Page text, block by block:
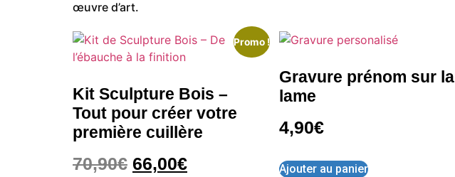
œuvre d’art.
Promo !
Kit Sculpture Bois –
Tout pour créer votre
première cuillère
70,90€ 66,00€
Gravure prénom sur la
lame
4,90€
Ajouter au panier